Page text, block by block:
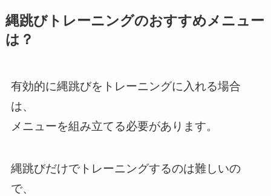
縄跳びトレーニングのおすすめメニュー
は？
有効的に縄跳びをトレーニングに入れる場合
は、
メニューを組み立てる必要があります。
縄跳びだけでトレーニングするのは難しいの
で、